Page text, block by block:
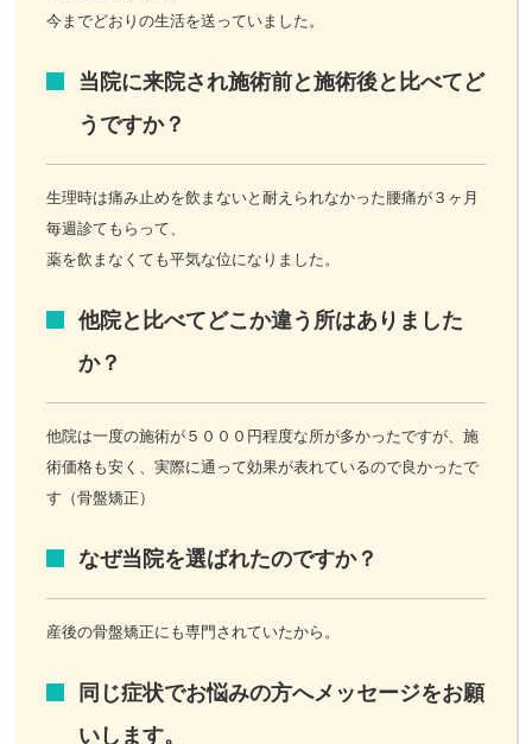
今までどおりの生活を送っていました。
当院に来院され施術前と施術後と比べてど
うですか？
生理時は痛み止めを飲まないと耐えられなかった腰痛が３ヶ月
毎週診てもらって、
薬を飲まなくても平気な位になりました。
他院と比べてどこか違う所はありました
か？
他院は一度の施術が５０００円程度な所が多かったですが、施
術価格も安く、実際に通って効果が表れているので良かったで
す（骨盤矯正）
なぜ当院を選ばれたのですか？
産後の骨盤矯正にも専門されていたから。
同じ症状でお悩みの方へメッセージをお願
いします。